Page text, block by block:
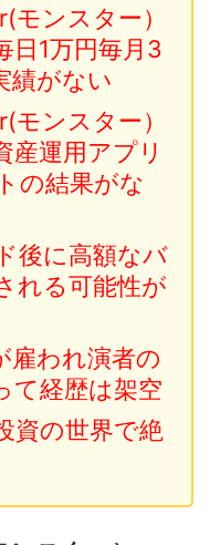
ンスター）
日1万円毎月3
績がない
ンスター）
産運用アプリ
の結果がな
後に高額なバ
れる可能性が
雇われ演者の
て経歴は架空
資の世界で絶